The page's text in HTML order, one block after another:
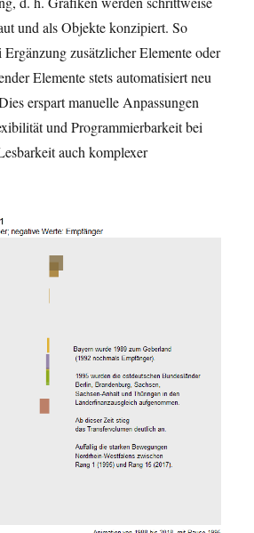
und als Objekte konzipiert. So
zusätzlicher Elemente oder
Elemente stets automatisiert neu
erspart manuelle Anpassungen
und Programmierbarkeit bei
auch komplexer